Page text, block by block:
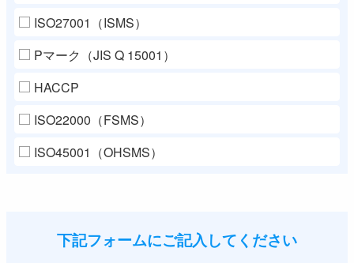
ISO27001（ISMS）
Pマーク（JIS Q 15001）
HACCP
ISO22000（FSMS）
ISO45001（OHSMS）
下記フォームにご記入してください